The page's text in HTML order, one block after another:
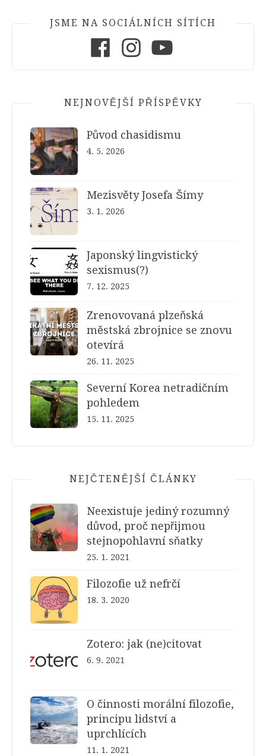
JSME NA SOCIÁLNÍCH SÍTÍCH
NEJNOVĚJŠÍ PŘÍSPĚVKY
Původ chasidismu
4. 5. 2026
Mezisvěty Josefa Šímy
3. 1. 2026
Japonský lingvistický
sexismus(?)
7. 12. 2025
Zrenovovaná plzeňská
městská zbrojnice se znovu
otevírá
26. 11. 2025
Severní Korea netradičním
pohledem
15. 11. 2025
NEJČTENĚJŠÍ ČLÁNKY
Neexistuje jediný rozumný
důvod, proč nepřijmou
stejnopohlavní sňatky
25. 1. 2021
Filozofie už nefrčí
18. 3. 2020
Zotero: jak (ne)citovat
6. 9. 2021
O činnosti morální filozofie,
principu lidství a
uprchlících
11. 1. 2021